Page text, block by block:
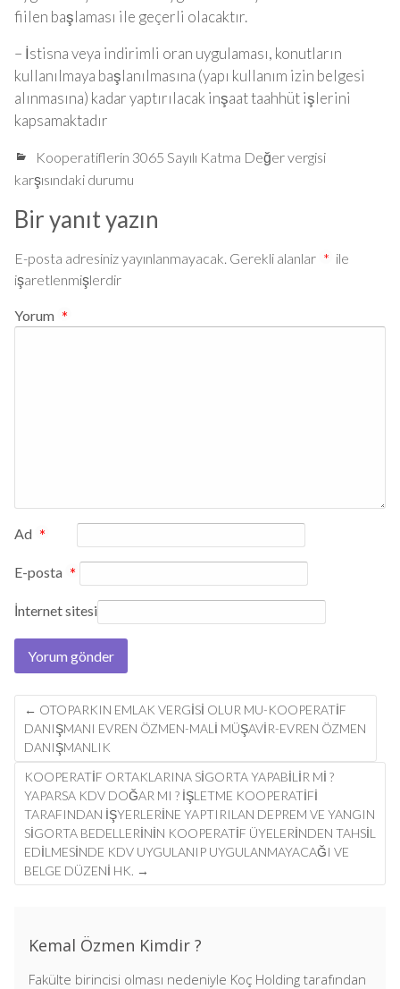
fiilen başlaması ile geçerli olacaktır.
– İstisna veya indirimli oran uygulaması, konutların
kullanılmaya başlanılmasına (yapı kullanım izin belgesi
alınmasına) kadar yaptırılacak inşaat taahhüt işlerini
kapsamaktadır
Kooperatiflerin 3065 Sayılı Katma Değer vergisi
karşısındaki durumu
Bir yanıt yazın
E-posta adresiniz yayınlanmayacak. Gerekli alanlar * ile
işaretlenmişlerdir
Yorum *
Ad *
E-posta *
İnternet sitesi
Post
navigation
← OTOPARKIN EMLAK VERGISI OLUR MU-KOOPERATİF
DANIŞMANI EVREN ÖZMEN-MALİ MÜŞAVİR-EVREN ÖZMEN
DANIŞMANLIK
KOOPERATIF ORTAKLARINA SIGORTA YAPABILIR MI ?
YAPARSA KDV DOĞAR MI ? İŞLETME KOOPERATIFI
TARAFINDAN IŞYERLERINE YAPTIRILAN DEPREM VE YANGIN
SIGORTA BEDELLERININ KOOPERATIF ÜYELERINDEN TAHSIL
EDILMESINDE KDV UYGULANIP UYGULANMAYACAĞI VE
BELGE DÜZENI HK. →
Kemal Özmen Kimdir ?
Fakülte birincisi olması nedeniyle Koç Holding tarafından